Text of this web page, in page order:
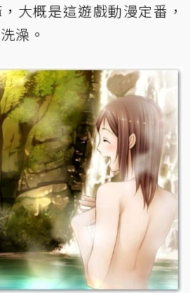
大概是這遊戲動漫定番，
澡。